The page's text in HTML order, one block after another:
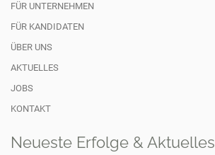
FÜR UNTERNEHMEN
FÜR KANDIDATEN
ÜBER UNS
AKTUELLES
JOBS
KONTAKT
Neueste Erfolge & Aktuelles